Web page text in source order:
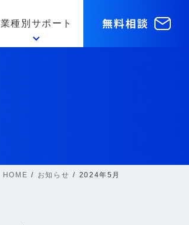
業種別サポート
HOME お知らせ 2024年5月